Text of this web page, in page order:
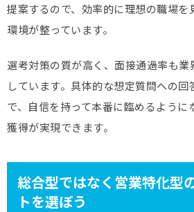
提案するので、効率的に理想の職場を
環境が整っています。
選考対策の質が高く、面接通過率も
しています。具体的な想定質問への回
で、自信を持って本番に臨めるように
獲得が実現できます。
総合型ではなく営業特化型
トを選ぼう